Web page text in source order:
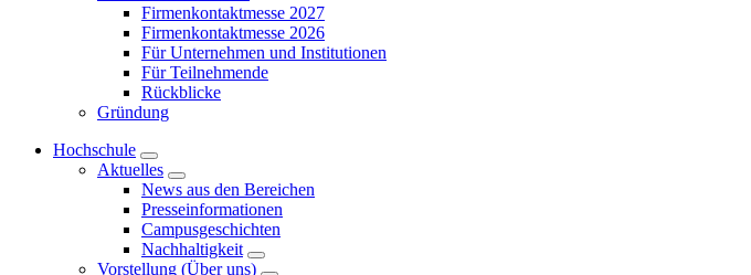
Firmenkontaktmesse 2027
Firmenkontaktmesse 2026
Für Unternehmen und Institutionen
Für Teilnehmende
Rückblicke
Gründung
Hochschule
Aktuelles
News aus den Bereichen
Presseinformationen
Campusgeschichten
Nachhaltigkeit
Vorstellung (Über uns)